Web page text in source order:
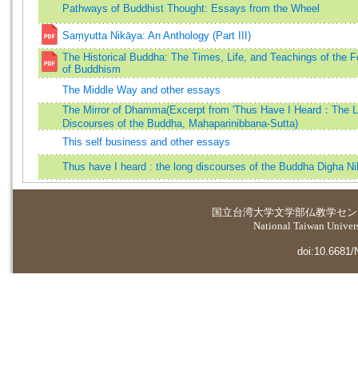
Pathways of Buddhist Thought: Essays from the Wheel
Saṃyutta Nikāya: An Anthology (Part III)
The Historical Buddha: The Times, Life, and Teachings of the
of Buddhism
The Middle Way and other essays
The Mirror of Dhamma(Excerpt from 'Thus Have I Heard：The
Discourses of the Buddha, Mahaparinibbana-Sutta)
This self business and other essays
Thus have I heard : the long discourses of the Buddha Digha
国立台湾大学文学部仏教学セ
National Taiwan
doi:10.6681/